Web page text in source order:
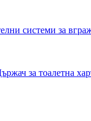
системи за
за тоалетна